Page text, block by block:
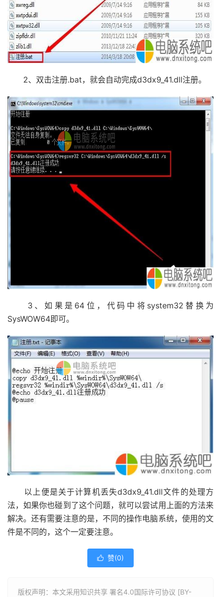
2、双击注册.bat，就会自动完成d3dx9_41.dll注册。
3、如果是64位，代码中将system32替换为
SysWOW64即可。
以上便是关于计算机丢失d3dx9_41.dll文件的处理方
法，如果你也碰到了这个问题，就可以尝试用上面的方法来
解决。还有需要注意的是，不同的操作电脑系统，使用的文
件是不同的，这个一定要注意。
 赞(0)
版权声明：本文采用知识共享 署名4.0国际许可协议 [BY-